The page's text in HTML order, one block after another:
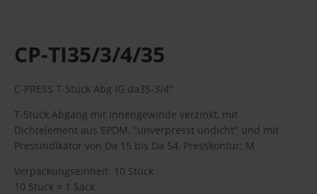
CP-TI35/3/4/35
C-PRESS T-Stück Abg IG da35-3/4"
T-Stück Abgang mit Innengewinde verzinkt, mit
Dichtelement aus EPDM, "unverpresst undicht" und mit
Pressindikator von Da 15 bis Da 54, Presskontur: M
Verpackungseinheit: 10 Stück
10 Stück = 1 Sack